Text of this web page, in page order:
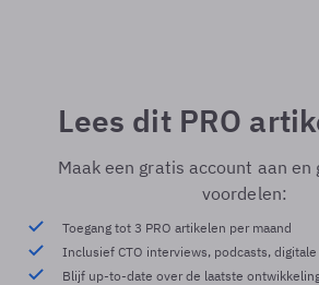
Lees dit PRO
Maak een gratis account aan en
voordelen:
Toegang tot 3 PRO artikelen per maand
Inclusief CTO interviews, podcasts,
Blijf up-to-date over de laatste